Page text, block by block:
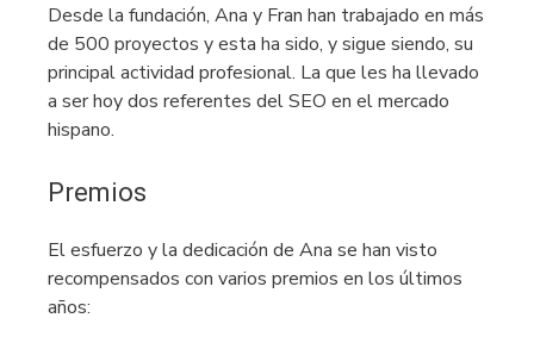
Desde la fundación, Ana y Fran han trabajado en más
de 500 proyectos y esta ha sido, y sigue siendo, su
principal actividad profesional. La que les ha llevado
a ser hoy dos referentes del SEO en el mercado
hispano.
Premios
El esfuerzo y la dedicación de Ana se han visto
recompensados con varios premios en los últimos
años: